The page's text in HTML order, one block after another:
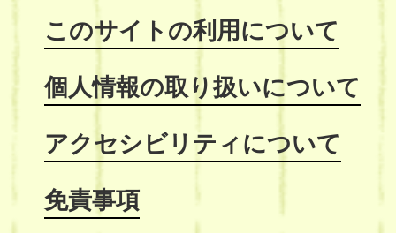
このサイトの利用について
個人情報の取り扱いについて
アクセシビリティについて
免責事項